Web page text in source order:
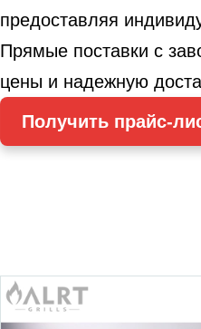
предоставляя
Прямые поставки с
цены и надежную
Получить прайс-